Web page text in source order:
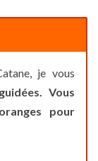
je vous
Vous
pour